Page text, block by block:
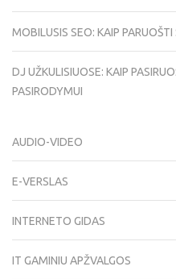
MOBILUSIS SEO: KAIP
DJ UŽKULISIUOSE: KAIP
PASIRODYMUI
AUDIO-VIDEO
E-VERSLAS
INTERNETO GIDAS
IT GAMINIU APŽVALGOS